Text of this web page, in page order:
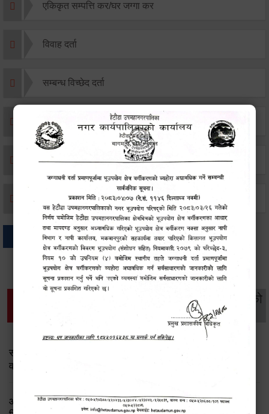
एकिकृत सम्पत्ति कर/घर जग्गा कर
विवाह दर्ता
सम्बन्ध विच्छेद दर्ता
बसाइ-सराई जाने/आउने दर्ता
मृत्यू दर्ता
जन्म दर्ता
थप विवरणहरु
विकास
वातावरण
सूचनाको
सामाजिक सुरक्षा तथा पञ्जीकरण शाखा ( आ.व. २०८२/०८३ को
वार्षिक प्रगति प्रतिवेदन)
आ.व.२०८२।८३ को सामाजिक सुरक्षा भत्ता प्राप्त गर्ने लाभग्राहीको